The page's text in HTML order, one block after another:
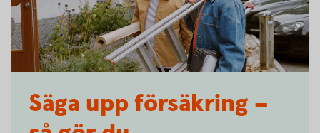
Säga upp försäkring –